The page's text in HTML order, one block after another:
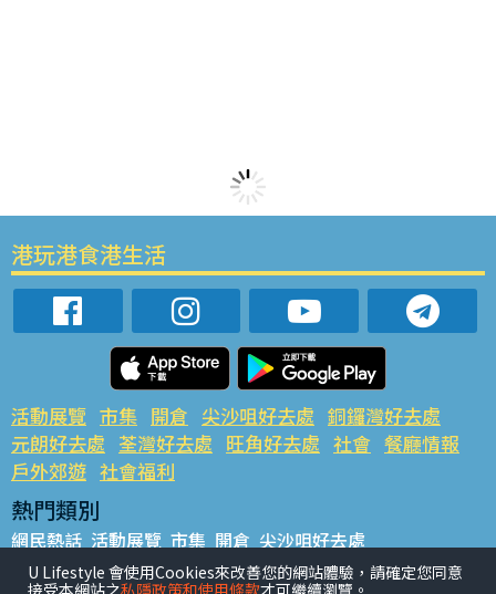
港玩港食港生活
活動展覽 市集 開倉 尖沙咀好去處 銅鑼灣好去處
元朗好去處 荃灣好去處 旺角好去處 社會 餐廳情報
戶外郊遊 社會福利
熱門類別
網民熱話 活動展覽 市集 開倉 尖沙咀好去處
銅鑼灣好去處 元朗好去處 荃灣好去處 旺角好去處 社會
U Lifestyle 會使用Cookies來改善您的網站體驗，請確定您同意
接受本網站之私隱政策和使用條款才可繼續瀏覽。